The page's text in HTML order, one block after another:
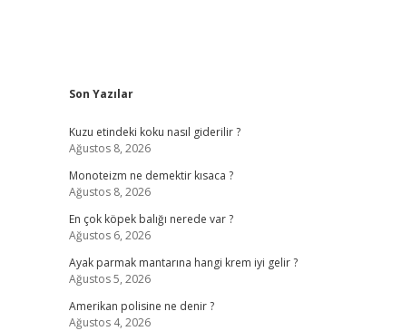
Sidebar
Son Yazılar
Kuzu etindeki koku nasıl giderilir ?
Ağustos 8, 2026
Monoteizm ne demektir kısaca ?
Ağustos 8, 2026
En çok köpek balığı nerede var ?
Ağustos 6, 2026
Ayak parmak mantarına hangi krem iyi gelir ?
Ağustos 5, 2026
Amerikan polisine ne denir ?
Ağustos 4, 2026